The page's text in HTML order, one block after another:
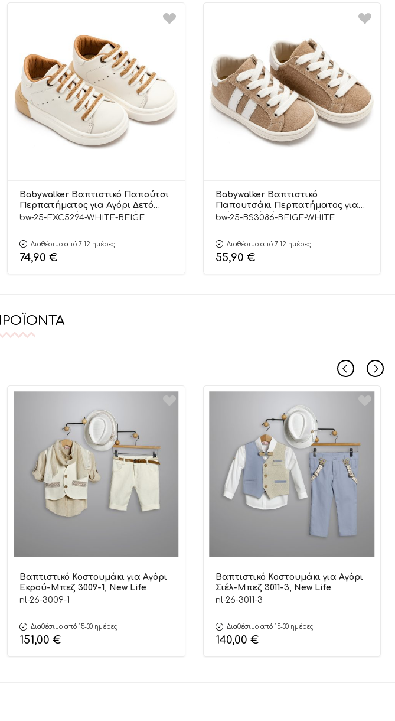
Babywalker Βαπτιστικό Παπούτσι
Περπατήματος για Αγόρι Δετό
Sneaker με Δίχρωμο Κορδόνι
bw-25-EXC5294-WHITE-BEIGE
Διαθέσιμο από 7-12 ημέρες
74,90 €
Babywalker Βαπτιστικό
Παπουτσάκι Περπατήματος για
Αγόρι Δετά Δίχρωμα Σνίκερς
bw-25-BS3086-BEIGE-WHITE
Διαθέσιμο από 7-12 ημέρες
55,90 €
Βαπτιστικό Κοστουμάκι για Αγόρι
Εκρού-Μπεζ 3009-1, New Life
nl-26-3009-1
Διαθέσιμο από 15-30 ημέρες
151,00 €
Βαπτιστικό Κοστουμάκι για Αγόρι
Σιέλ-Μπεζ 3011-3, New Life
nl-26-3011-3
Διαθέσιμο από 15-30 ημέρες
140,00 €